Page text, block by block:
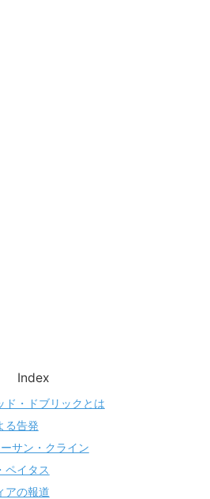
Index
ド・ドブリックとは
る告発
サン・クライン
ペイタス
アの報道